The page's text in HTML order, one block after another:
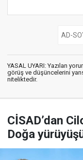
YASAL UYARI: Yazılan
görüş ve düşüncelerini
niteliktedir.
CİSAD’dan
Doğa